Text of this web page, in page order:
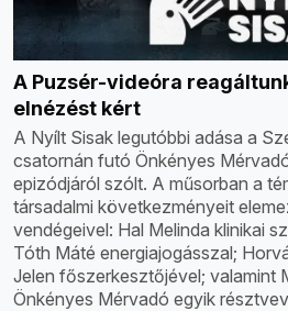
A Puzsér-videóra
elnézést kért
A Nyílt Sisak legutóbbi adása a
csatornán futó Önkényes
epizódjáról szólt. A műsorban a
társadalmi következményeit
vendégeivel: Hal Melinda klinikai
Tóth Máté energiajogásszal;
Jelen főszerkesztőjével; valamint
Önkényes Mérvadó egyik